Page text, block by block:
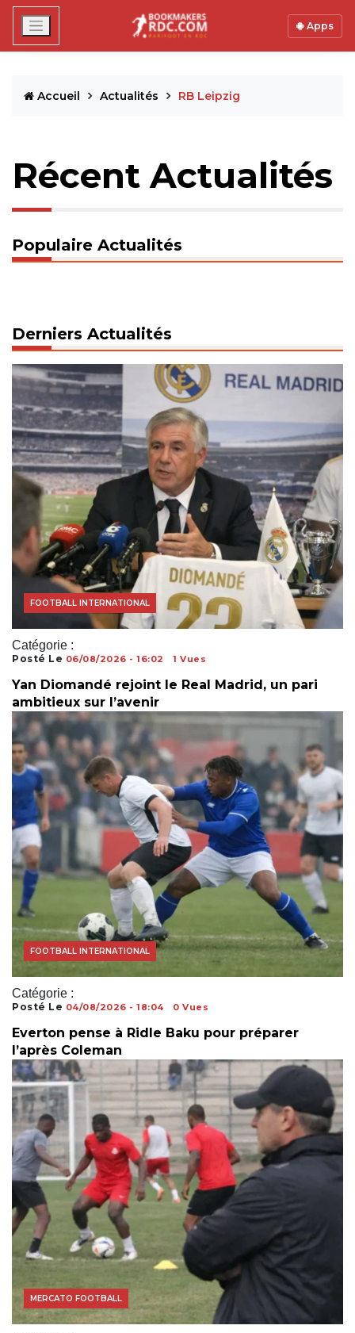
Apps
Accueil Actualités RB Leipzig
Récent Actualités
Populaire Actualités
Derniers Actualités
Catégorie :
ACTUALITÉS FOOTBALL
COUPE DU MONDE
FOOTBALL INTERNATIONAL
Posté Le 06/08/2026 - 16:02 1 Vues
Yan Diomandé rejoint le Real Madrid, un pari
ambitieux sur l’avenir
Catégorie :
FOOTBALL INTERNATIONAL
Posté Le 04/08/2026 - 18:04 0 Vues
Everton pense à Ridle Baku pour préparer
l’après Coleman
MERCATO FOOTBALL